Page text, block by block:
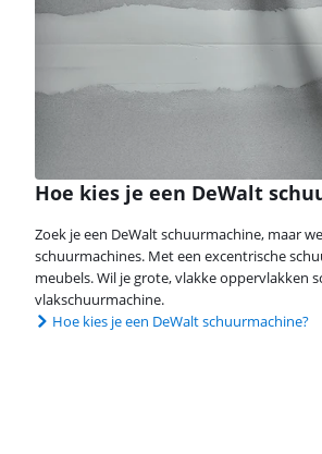
Hoe kies je een DeWalt
Zoek je een DeWalt schuurmachine, maar
schuurmachines. Met een excentrische
meubels. Wil je grote, vlakke oppervlakken
vlakschuurmachine.
Hoe kies je een DeWalt schuurmachine?